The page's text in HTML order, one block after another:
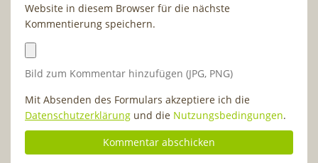
Website in diesem Browser für die nächste
Kommentierung speichern.
Bild zum Kommentar hinzufügen (JPG, PNG)
Mit Absenden des Formulars akzeptiere ich die
Datenschutzerklärung und die Nutzungsbedingungen.